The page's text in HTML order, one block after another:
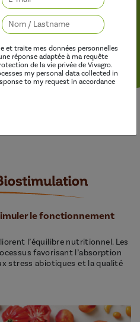
le fonctionnement
l’équilibre nutritionnel. Les
favorisant l’absorption
stress abiotiques et la qualité
et traite mes données personnelles
réponse adaptée à ma requête
de la vie privée de Vivagro.
my personal data collected in
to my request in accordance